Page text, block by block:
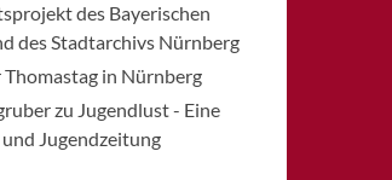
des Bayerischen
des Stadtarchivs Nürnberg
Thomastag in Nürnberg
zu Jugendlust - Eine
Jugendzeitung